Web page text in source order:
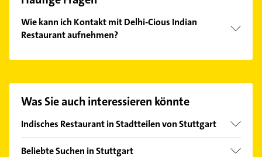
Wie kann ich Kontakt mit Delhi-Cious Indian
Restaurant aufnehmen?
finden Sie alleKontaktdaten.
Was Sie auch interessieren könnte
Indisches Restaurant in Stadtteilen von Stuttgart
Dürrlewang
Beliebte Suchen in Stuttgart